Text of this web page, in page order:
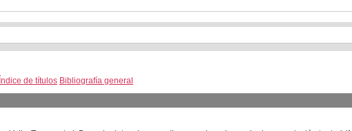
Índice de títulos Bibliografía general